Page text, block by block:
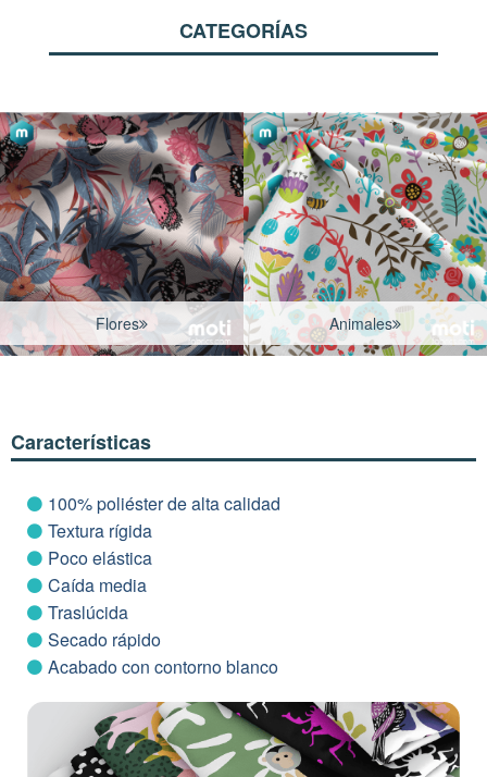
CATEGORÍAS
Flores Animales
Características
100% poliéster de alta calidad
Textura rígida
Poco elástica
Caída media
Traslúcida
Secado rápido
Acabado con contorno blanco